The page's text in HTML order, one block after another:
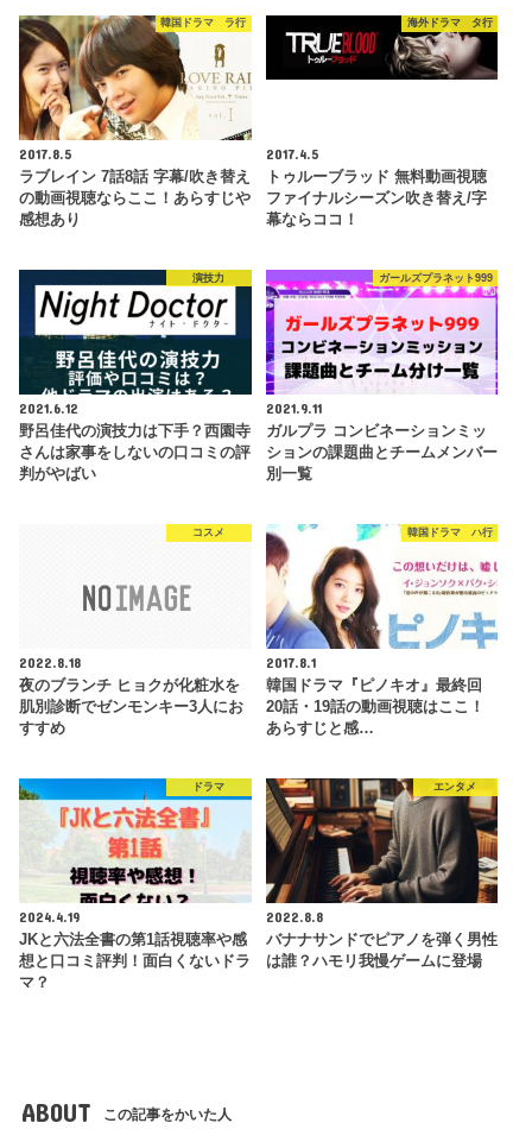
韓国ドラマ ラ行
2017.8.5
ラブレイン 7話8話 字幕/吹き替え
の動画視聴ならここ！あらすじや
感想あり
海外ドラマ タ行
2017.4.5
トゥルーブラッド 無料動画視聴
ファイナルシーズン吹き替え/字
幕ならココ！
演技力
2021.6.12
野呂佳代の演技力は下手？西園寺
さんは家事をしないの口コミの評
判がやばい
ガールズプラネット999
2021.9.11
ガルプラ コンビネーションミッ
ションの課題曲とチームメンバー
別一覧
コスメ
2022.8.18
夜のブランチ ヒョクが化粧水を
肌別診断でゼンモンキー3人にお
すすめ
韓国ドラマ ハ行
2017.8.1
韓国ドラマ『ピノキオ』最終回
20話・19話の動画視聴はここ！
あらすじと感…
ドラマ
2024.4.19
JKと六法全書の第1話視聴率や感
想と口コミ評判！面白くないドラ
マ？
エンタメ
2022.8.8
バナナサンドでピアノを弾く男性
は誰？ハモリ我慢ゲームに登場
ABOUT この記事をかいた人